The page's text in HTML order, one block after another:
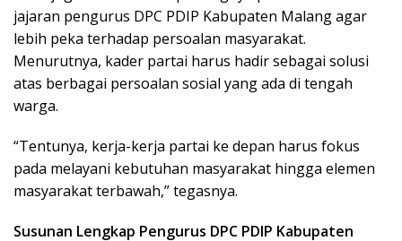
jajaran pengurus DPC PDIP Kabupaten Malang agar
lebih peka terhadap persoalan masyarakat.
Menurutnya, kader partai harus hadir sebagai solusi
atas berbagai persoalan sosial yang ada di tengah
warga.
“Tentunya, kerja-kerja partai ke depan harus fokus
pada melayani kebutuhan masyarakat hingga elemen
masyarakat terbawah,” tegasnya.
Susunan Lengkap Pengurus DPC PDIP Kabupaten